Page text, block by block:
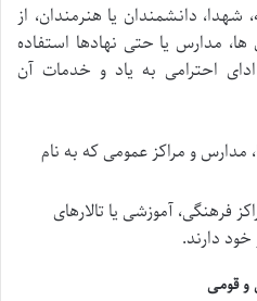
دانشمندان یا هنرمندان، از
ها، مدارس یا حتی نهادها استفاده
احترامی به یاد و خدمات آن
مدارس و مراکز عمومی که به نام
فرهنگی، آموزشی یا تالارهای
دارند.
و قومی